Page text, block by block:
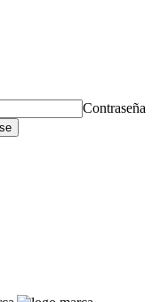
Contraseña